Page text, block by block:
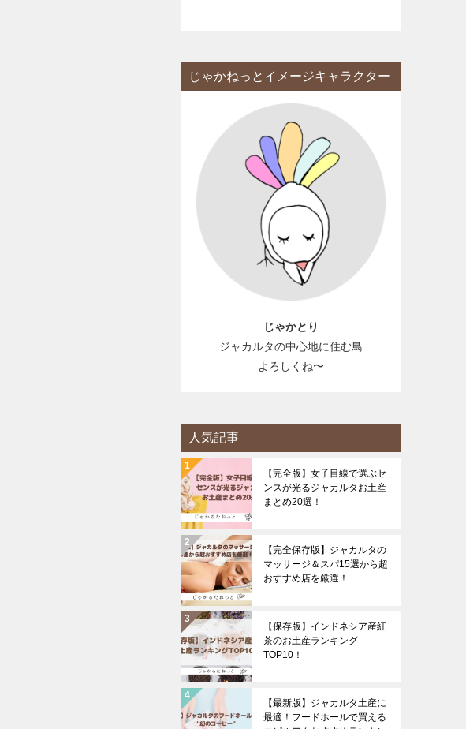
じゃかねっとイメージキャラクター
じゃかとり
ジャカルタの中心地に住む鳥
よろしくね〜
人気記事
【完全版】女子目線で選ぶセ
ンスが光るジャカルタお土産
まとめ20選！
【完全保存版】ジャカルタの
マッサージ＆スパ15選から超
おすすめ店を厳選！
【保存版】インドネシア産紅
茶のお土産ランキング
TOP10！
【最新版】ジャカルタ土産に
最適！フードホールで買える